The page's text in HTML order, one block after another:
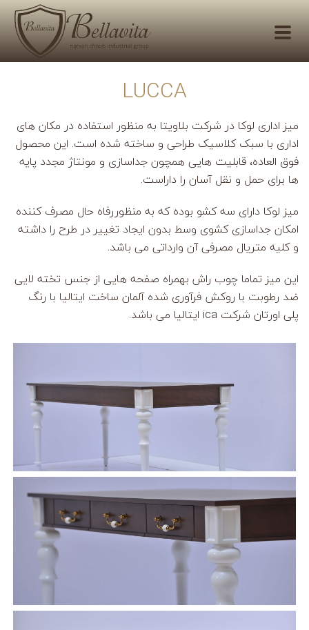
LUCCA
میز اداری لوکا در شرکت بلاویتا به منظور استفاده در مکان های
اداری با سبک کلاسیک طراحی و ساخته شده است. این محصول
فوق العاده، قابلیت هایی همچون جداسازی و مونتاژ مجدد پایه
ها برای حمل و نقل آسان را داراست.
میز لوکا دارای سه کشو بوده که به منظوررفاه حال مصرف کننده
امکان جداسازی کشوی وسط بدون ایجاد تغییر در طرح را داشته
و کلیه متریال مصرفی آن وارداتی می باشد.
این میز تماما چوب راش بهمراه صفحه هایی از جنس تخته لایی
ضد رطوبت با روکش فرآوری شده آلمان ساخت ایتالیا با رنگ
پلی اورتان شرکت ica ایتالیا می باشد.